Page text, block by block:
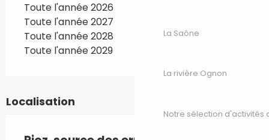
La Saône
La rivière Ognon
Notre sélection d'activités
Toute l'année 2026
Toute l'année 2027
Toute l'année 2028
Toute l'année 2029
Localisation